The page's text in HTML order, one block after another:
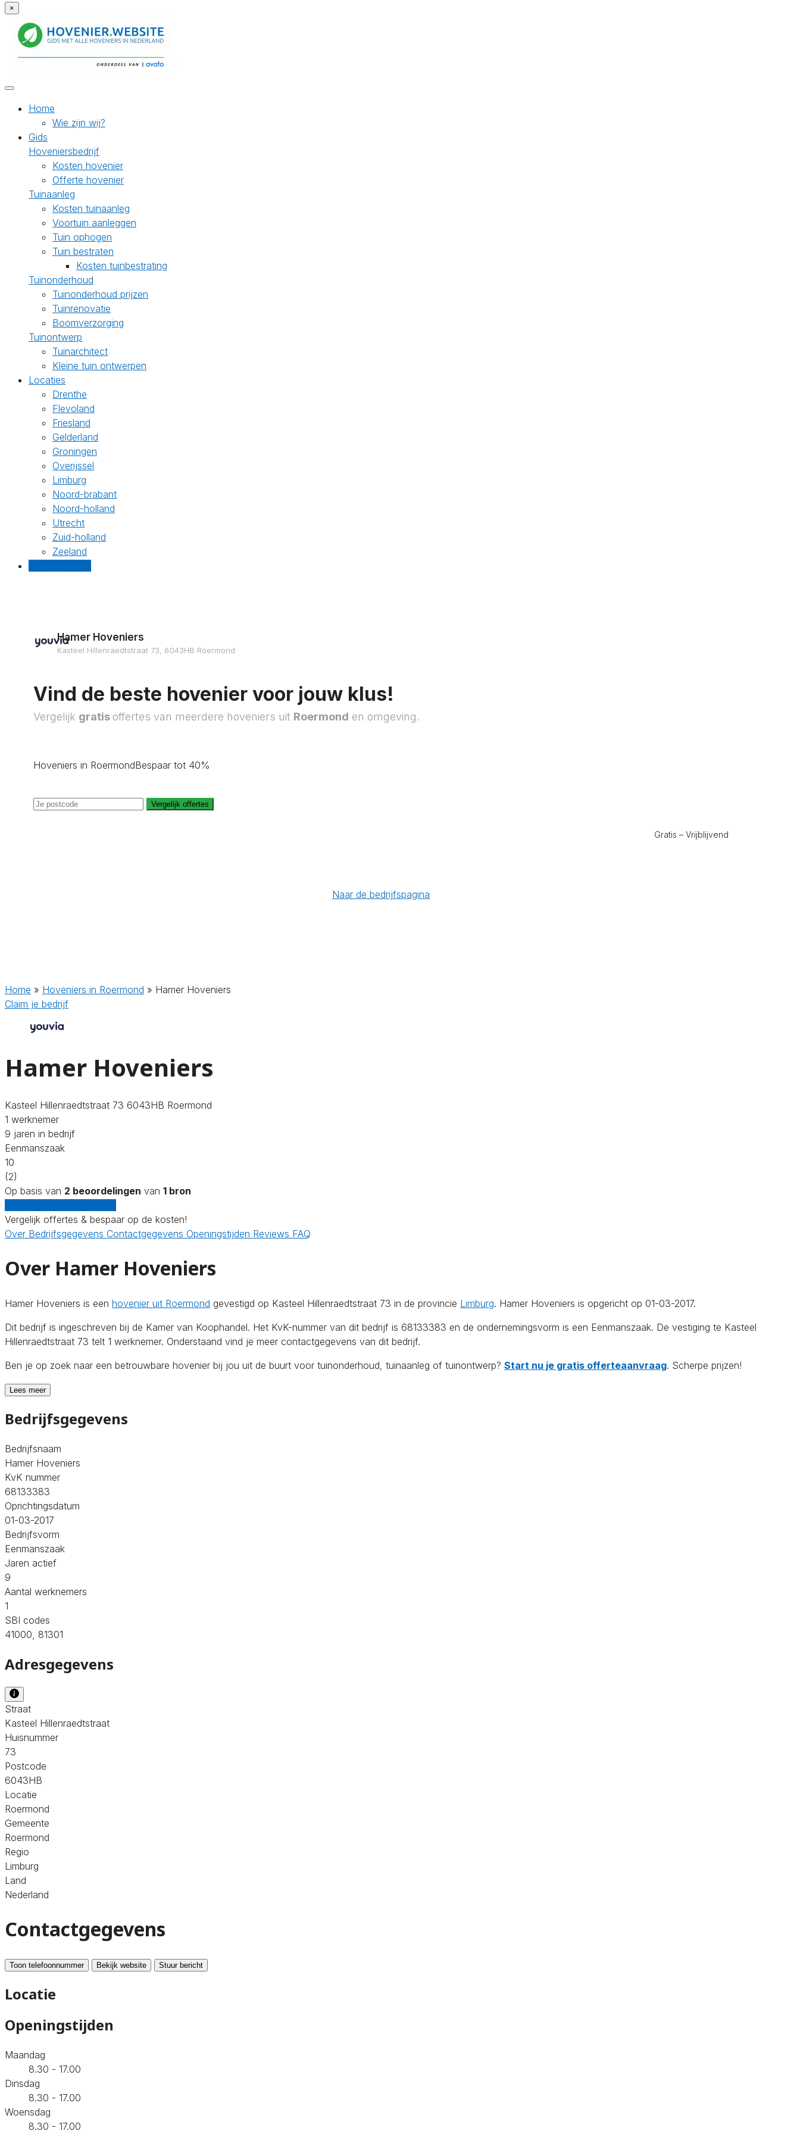
×
Home
Wie zijn wij?
Gids
Hoveniersbedrijf
Kosten hovenier
Offerte hovenier
Tuinaanleg
Kosten tuinaanleg
Voortuin aanleggen
Tuin ophogen
Tuin bestraten
Kosten tuinbestrating
Tuinonderhoud
Tuinonderhoud prijzen
Tuinrenovatie
Boomverzorging
Tuinontwerp
Tuinarchitect
Kleine tuin ontwerpen
Locaties
Drenthe
Flevoland
Friesland
Gelderland
Groningen
Overijssel
Limburg
Noord-brabant
Noord-holland
Utrecht
Zuid-holland
Zeeland
Hamer Hoveniers
Kasteel Hillenraedtstraat 73, 6043HB Roermond
Vind de beste hovenier voor jouw klus!
Vergelijk gratis offertes van meerdere hoveniers uit Roermond en omgeving.
Hoveniers in RoermondBespaar tot 40%
Vergelijk offertes
Gratis – Vrijblijvend
Naar de bedrijfspagina
Home » Hoveniers in Roermond » Hamer Hoveniers
Claim je bedrijf
Hamer Hoveniers
Kasteel Hillenraedtstraat 73 6043HB Roermond
1 werknemer
9 jaren in bedrijf
Eenmanszaak
10
(2)
Op basis van 2 beoordelingen van 1 bron
Vergelijk offertes & bespaar op de kosten!
Over Bedrijfsgegevens Contactgegevens Openingstijden Reviews FAQ
Over Hamer Hoveniers
Hamer Hoveniers is een hovenier uit Roermond gevestigd op Kasteel Hillenraedtstraat 73 in de provincie Limburg. Hamer Hoveniers is opgericht op 01-03-2017.
Dit bedrijf is ingeschreven bij de Kamer van Koophandel. Het KvK-nummer van dit bedrijf is 68133383 en de ondernemingsvorm is een Eenmanszaak. De vestiging te Kasteel
Hillenraedtstraat 73 telt 1 werknemer. Onderstaand vind je meer contactgegevens van dit bedrijf.
Ben je op zoek naar een betrouwbare hovenier bij jou uit de buurt voor tuinonderhoud, tuinaanleg of tuinontwerp? Start nu je gratis offerteaanvraag. Scherpe prijzen!
Lees meer
Bedrijfsgegevens
Bedrijfsnaam
Hamer Hoveniers
KvK nummer
68133383
Oprichtingsdatum
01-03-2017
Bedrijfsvorm
Eenmanszaak
Jaren actief
9
Aantal werknemers
1
SBI codes
41000, 81301
Adresgegevens
Straat
Kasteel Hillenraedtstraat
Huisnummer
73
Postcode
6043HB
Locatie
Roermond
Gemeente
Roermond
Regio
Limburg
Land
Nederland
Contactgegevens
Toon telefoonnummer Bekijk website Stuur bericht
Locatie
Openingstijden
Maandag
8.30 - 17.00
Dinsdag
8.30 - 17.00
Woensdag
8.30 - 17.00